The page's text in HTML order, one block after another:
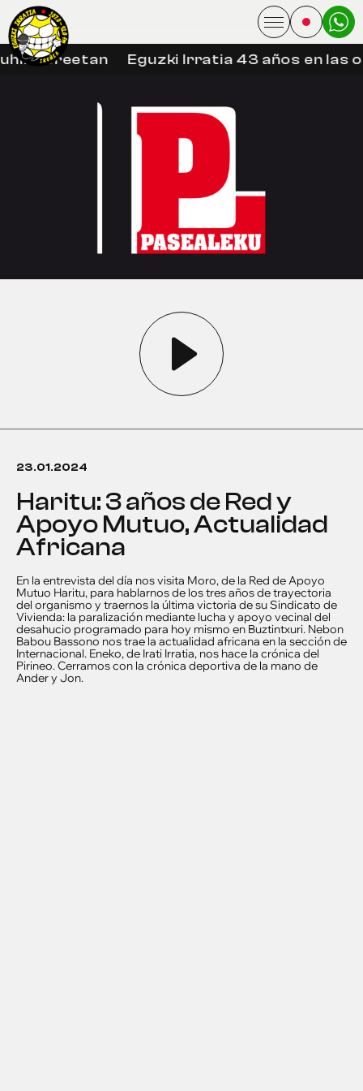
libreetan Eguzki Irratia 43 años en las
23.01.2024
Haritu: 3 años de Red y
Apoyo Mutuo, Actualidad
Africana
En la entrevista del día nos visita Moro, de la Red de Apoyo
Mutuo Haritu, para hablarnos de los tres años de trayectoria
del organismo y traernos la última victoria de su Sindicato de
Vivienda: la paralización mediante lucha y apoyo vecinal del
desahucio programado para hoy mismo en Buztintxuri. Nebon
Babou Bassono nos trae la actualidad africana en la sección de
Internacional. Eneko, de Irati Irratia, nos hace la crónica del
Pirineo. Cerramos con la crónica deportiva de la mano de
Ander y Jon.